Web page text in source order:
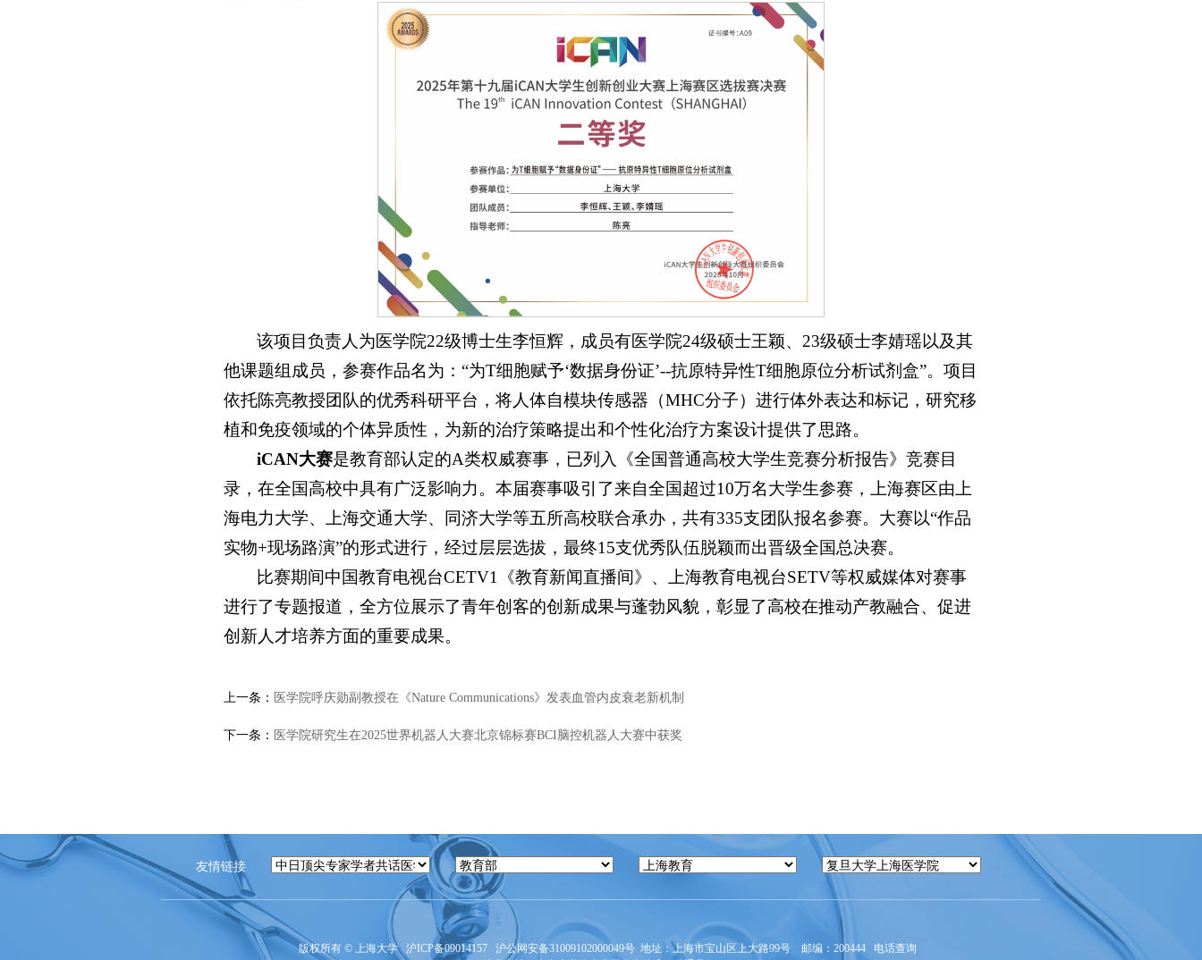
该项目负责人为医学院22级博士生李恒辉，成员有医学院24级硕士王颖、23级硕士李婧瑶以及其
他课题组成员，参赛作品名为：“为T细胞赋予‘数据身份证’--抗原特异性T细胞原位分析试剂盒”。项目
依托陈亮教授团队的优秀科研平台，将人体自模块传感器（MHC分子）进行体外表达和标记，研究移
植和免疫领域的个体异质性，为新的治疗策略提出和个性化治疗方案设计提供了思路。
iCAN大赛是教育部认定的A类权威赛事，已列入《全国普通高校大学生竞赛分析报告》竞赛目
录，在全国高校中具有广泛影响力。本届赛事吸引了来自全国超过10万名大学生参赛，上海赛区由上
海电力大学、上海交通大学、同济大学等五所高校联合承办，共有335支团队报名参赛。大赛以“作品
实物+现场路演”的形式进行，经过层层选拔，最终15支优秀队伍脱颖而出晋级全国总决赛。
比赛期间中国教育电视台CETV1《教育新闻直播间》、上海教育电视台SETV等权威媒体对赛事
进行了专题报道，全方位展示了青年创客的创新成果与蓬勃风貌，彰显了高校在推动产教融合、促进
创新人才培养方面的重要成果。
上一条： 医学院呼庆勋副教授在《Nature Communications》发表血管内皮衰老新机制
下一条： 医学院研究生在2025世界机器人大赛北京锦标赛BCI脑控机器人大赛中获奖
友情链接
版权所有 © 上海大学 沪ICP备09014157 沪公网安备31009102000049号 地址：上海市宝山区上大路99号 邮编：200444 电话查询